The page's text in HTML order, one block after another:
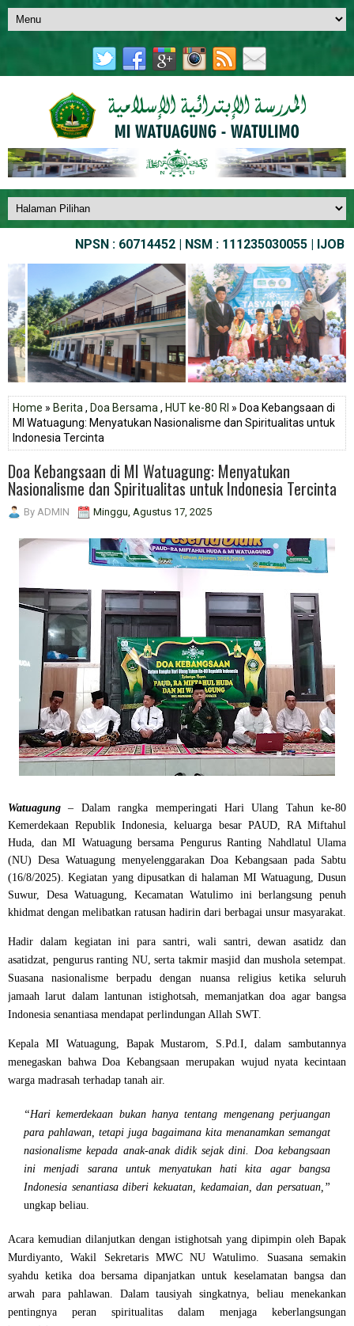
NPSN : 60714452 | NSM : 111235030055 | IJOB
Home » Berita , Doa Bersama , HUT ke-80 RI » Doa Kebangsaan di
MI Watuagung: Menyatukan Nasionalisme dan Spiritualitas untuk
Indonesia Tercinta
Doa Kebangsaan di MI Watuagung: Menyatukan
Nasionalisme dan Spiritualitas untuk Indonesia Tercinta
By ADMIN Minggu, Agustus 17, 2025
Watuagung – Dalam rangka memperingati Hari Ulang Tahun ke-80
Kemerdekaan Republik Indonesia, keluarga besar PAUD, RA Miftahul
Huda, dan MI Watuagungbersama Pengurus Ranting Nahdlatul Ulama
(NU) Desa WatuagungmenyelenggarakanDoa Kebangsaan pada Sabtu
(16/8/2025). Kegiatan yang dipusatkan di halaman MI Watuagung, Dusun
Suwur, Desa Watuagung, Kecamatan Watulimo ini berlangsung penuh
khidmat dengan melibatkan ratusan hadirin dari berbagai unsur masyarakat.
Hadir dalam kegiatan ini para santri, wali santri, dewan asatidz dan
asatidzat, pengurus ranting NU, serta takmir masjid dan mushola setempat.
Suasana nasionalisme berpadu dengan nuansa religius ketika seluruh
jamaah larut dalam lantunan istighotsah, memanjatkan doa agar bangsa
Indonesia senantiasa mendapat perlindungan Allah SWT.
Kepala MI Watuagung, Bapak Mustarom, S.Pd.I , dalam sambutannya
menegaskan bahwa Doa Kebangsaan merupakan wujud nyata kecintaan
warga madrasah terhadap tanah air.
“Hari kemerdekaan bukan hanya tentang mengenang perjuangan
para pahlawan, tetapi juga bagaimana kita menanamkan semangat
nasionalisme kepada anak-anak didik sejak dini. Doa kebangsaan
ini menjadi sarana untuk menyatukan hati kita agar bangsa
Indonesia senantiasa diberi kekuatan, kedamaian, dan persatuan,”
ungkap beliau.
Acara kemudian dilanjutkan dengan istighotsah yang dipimpin oleh Bapak
Murdiyanto , Wakil Sekretaris MWC NU Watulimo. Suasana semakin
syahdu ketika doa bersama dipanjatkan untuk keselamatan bangsa dan
arwah para pahlawan. Dalam tausiyah singkatnya, beliau menekankan
pentingnya peran spiritualitas dalam menjaga keberlangsungan